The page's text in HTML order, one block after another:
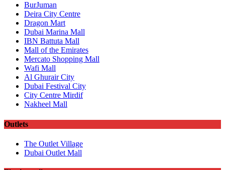
BurJuman
Deira City Centre
Dragon Mart
Dubai Marina Mall
IBN Battuta Mall
Mall of the Emirates
Mercato Shopping Mall
Wafi Mall
Al Ghurair City
Dubai Festival City
City Centre Mirdif
Nakheel Mall
Outlets
The Outlet Village
Dubai Outlet Mall